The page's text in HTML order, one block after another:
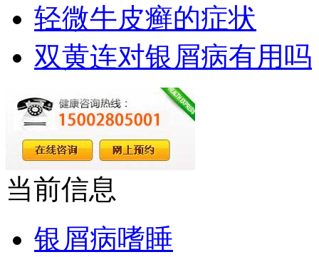
轻微牛皮癣的症状
双黄连对银屑病有用吗
当前信息
银屑病嗜睡